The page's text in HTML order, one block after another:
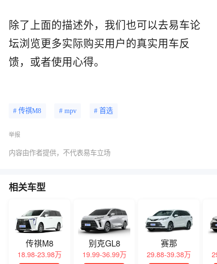
除了上面的描述外，我们也可以去易车论
坛浏览更多实际购买用户的真实用车反
馈，或者使用心得。
# 传祺M8 # mpv # 首选
举报
内容由作者提供，不代表易车立场
相关车型
传祺M8
18.98-23.98万
别克GL8
19.99-36.99万
赛那
29.88-39.38万